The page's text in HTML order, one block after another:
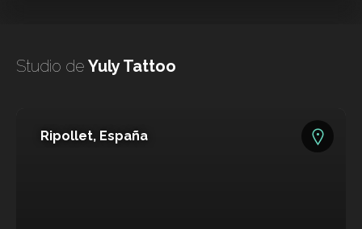
undefined
Studio de Yuly Tattoo
Ripollet, España